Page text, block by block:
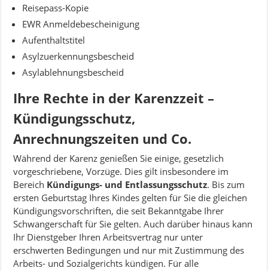
Reisepass-Kopie
EWR Anmeldebescheinigung
Aufenthaltstitel
Asylzuerkennungsbescheid
Asylablehnungsbescheid
Ihre Rechte in der Karenzzeit –
Kündigungsschutz,
Anrechnungszeiten und Co.
Während der Karenz genießen Sie einige, gesetzlich
vorgeschriebene, Vorzüge. Dies gilt insbesondere im
Bereich Kündigungs- und Entlassungsschutz. Bis zum
ersten Geburtstag Ihres Kindes gelten für Sie die gleichen
Kündigungsvorschriften, die seit Bekanntgabe Ihrer
Schwangerschaft für Sie gelten. Auch darüber hinaus kann
Ihr Dienstgeber Ihren Arbeitsvertrag nur unter
erschwerten Bedingungen und nur mit Zustimmung des
Arbeits- und Sozialgerichts kündigen. Für alle